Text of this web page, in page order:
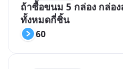
ถ้าซื้อขนม 5 กล่อง กล่อ
ทั้งหมดกี่ชิ้น
60